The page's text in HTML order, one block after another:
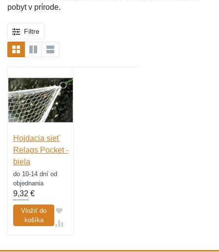
pobyt v prírode.
Filtre
Hojdacia sieť
Relags Pocket -
biela
do 10-14 dní od
objednania
9,32 €
Vložiť do
košíka